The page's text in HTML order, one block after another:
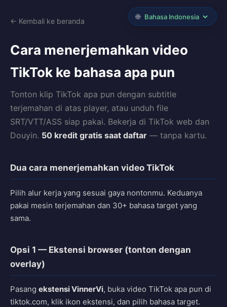
← Kembali ke beranda
Cara menerjemahkan video
TikTok ke bahasa apa pun
Tonton klip TikTok apa pun dengan subtitle
terjemahan di atas player, atau unduh file
SRT/VTT/ASS siap pakai. Bekerja di TikTok web dan
Douyin. 50 kredit gratis saat daftar — tanpa kartu.
Dua cara menerjemahkan video TikTok
Pilih alur kerja yang sesuai gaya nontonmu. Keduanya
pakai mesin terjemahan dan 30+ bahasa target yang
sama.
Opsi 1 — Ekstensi browser (tonton dengan
overlay)
Pasang ekstensi VinnerVi, buka video TikTok apa pun di
tiktok.com, klik ikon ekstensi, dan pilih bahasa target.
🌐